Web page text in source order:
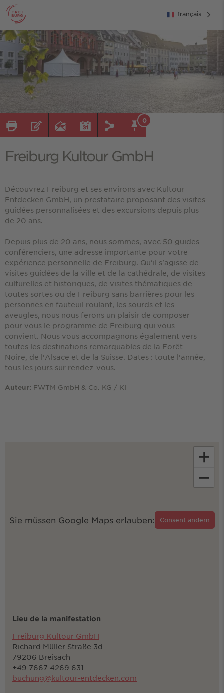
français
0
Freiburg Kultour GmbH
Découvrez Freiburg et ses environs avec Kultour
Entdecken GmbH, un prestataire proposant des visites
guidées personnalisées et des excursions depuis plus
de 20 ans.
Depuis plus de 20 ans, nous sommes, avec 50 guides
conférenciers, une adresse importante pour votre
expérience personnelle de Freiburg. Qu'il s'agisse de
visites guidées de la ville et de la cathédrale, de visites
culturelles et historiques, de visites thématiques de
toutes sortes ou de Freiburg sans barrières pour les
personnes en fauteuil roulant, les sourds et les
aveugles, nous nous ferons un plaisir de composer
pour vous le programme de Freiburg qui vous
convient. Nous vous accompagnons également vers
toutes les destinations remarquables de la Forêt-
Noire, de l'Alsace et de la Suisse. Dates : toute l'année,
tous les jours sur rendez-vous.
Auteur: FWTM GmbH & Co. KG / KI
Sie müssen Google Maps erlauben: Consent ändern
+
−
Lieu de la manifestation
Freiburg Kultour GmbH
Richard Müller Straße 3d
79206 Breisach
+49 7667 4269 631
buchung@kultour-entdecken.com